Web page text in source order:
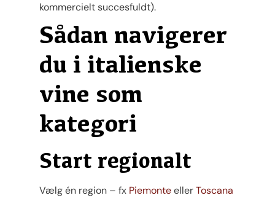
kommercielt succesfuldt).
Sådan navigerer
du i italienske
vine som
kategori
Start regionalt
Vælg én region – fx PiemonteellerToscana